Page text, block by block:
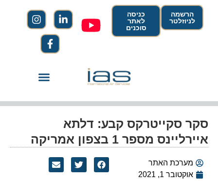
הרשמה
לניוזלטר
כניסה
לאתר
סוכנים
סקר סקייטרקס קבע: דלתא
איירליינס מספר 1 בצפון אמריקה
מערכת האתר
אוקטובר 1, 2021